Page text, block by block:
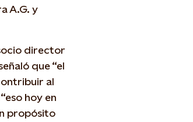
A.G. y
director
que “el
al
hoy en
propósito